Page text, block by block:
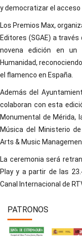
y democratizar el
Los Premios Max,
Editores (SGAE) a
novena edición en un
Humanidad,
el flamenco en España.
Además del
colaboran con esta
Monumental de Mérida,
Música del Ministerio
Arts & Music
La ceremonia será
Play y a partir de las
Canal Internacional de
PATRONOS